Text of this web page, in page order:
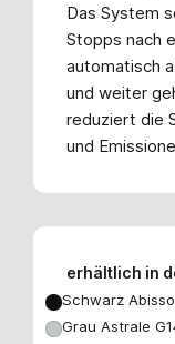
Das System
Stopps nach
automatisch
und weiter
reduziert die
und
erhältlich in
Schwarz
Grau Astrale